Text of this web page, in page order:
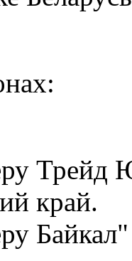
Трейд
край.
Байкал"